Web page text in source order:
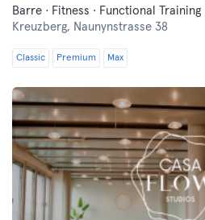
Barre · Fitness · Functional Training
Kreuzberg, Naunynstrasse 38
Classic Premium Max